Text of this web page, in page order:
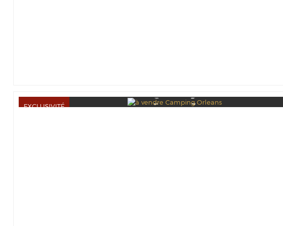
EXCLUSIVITÉ